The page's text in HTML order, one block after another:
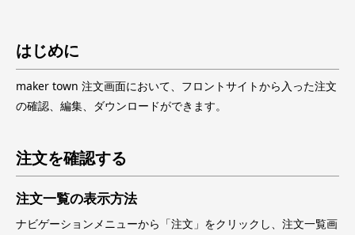
はじめに
maker town 注文画面において、フロントサイトから入った注文
の確認、編集、ダウンロードができます。
注文を確認する
注文一覧の表示方法
ナビゲーションメニューから「注文」をクリックし、注文一覧画